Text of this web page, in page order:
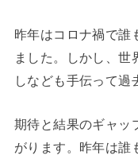
昨年はコロナ禍で誰
ました。しかし、世
しなども手伝って過
期待と結果のギャッ
がります。昨年は誰